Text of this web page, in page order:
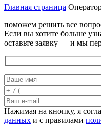
Главная страница
поможем решить все
Если вы хотите больше
оставьте заявку — и мы
Нажимая на кнопку, я
данных и с правилами